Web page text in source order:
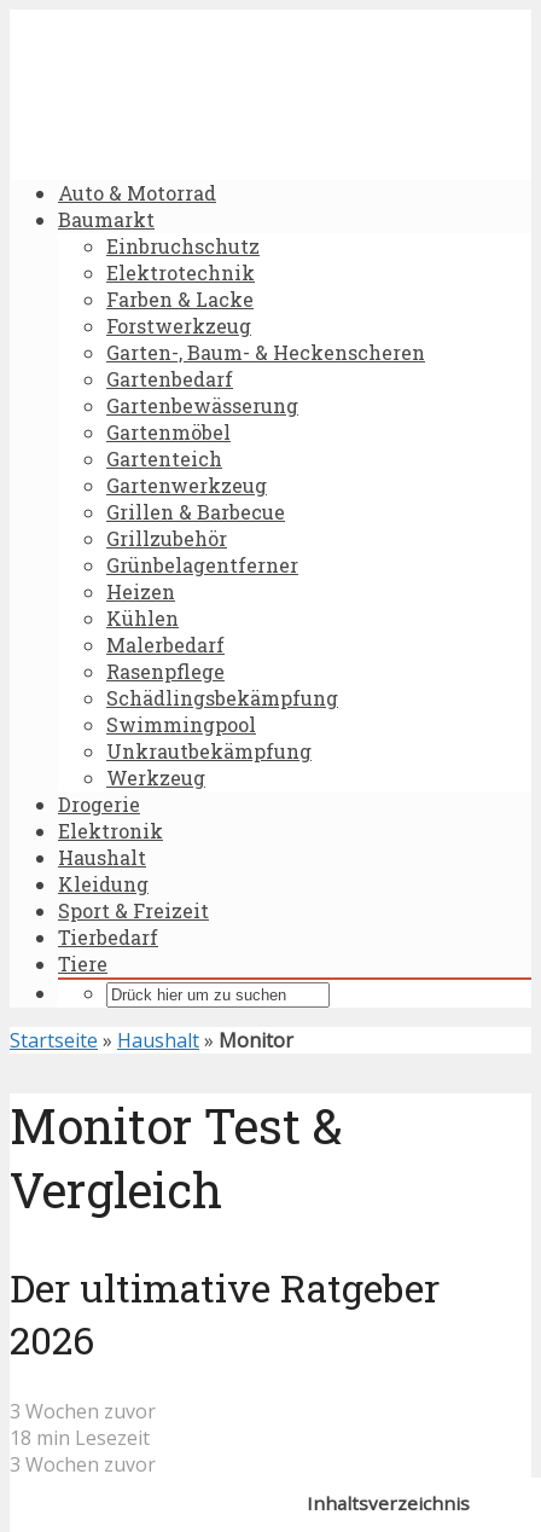
Auto & Motorrad
Baumarkt
Einbruchschutz
Elektrotechnik
Farben & Lacke
Forstwerkzeug
Garten-, Baum- & Heckenscheren
Gartenbedarf
Gartenbewässerung
Gartenmöbel
Gartenteich
Gartenwerkzeug
Grillen & Barbecue
Grillzubehör
Grünbelagentferner
Heizen
Kühlen
Malerbedarf
Rasenpflege
Schädlingsbekämpfung
Swimmingpool
Unkrautbekämpfung
Werkzeug
Drogerie
Elektronik
Haushalt
Kleidung
Sport & Freizeit
Tierbedarf
Tiere
Startseite » Haushalt» Monitor
Monitor Test &
Vergleich
Der ultimative Ratgeber
2026
3 Wochen zuvor
18 min Lesezeit
3 Wochen zuvor
Inhaltsverzeichnis